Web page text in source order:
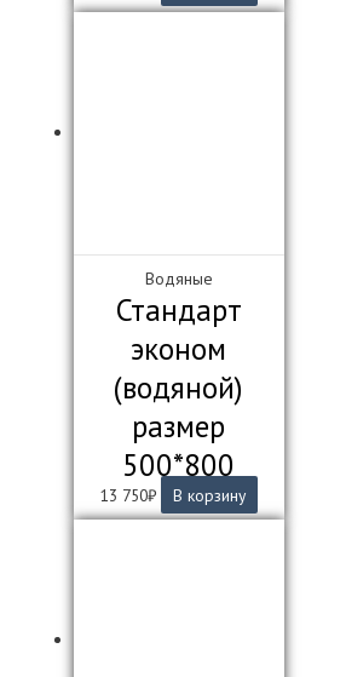
Водяные
Стандарт
эконом
(водяной)
размер
500*800
13 750₽ В корзину